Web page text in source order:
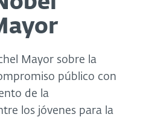
Mayor sobre la
público con
de la
los jóvenes para la